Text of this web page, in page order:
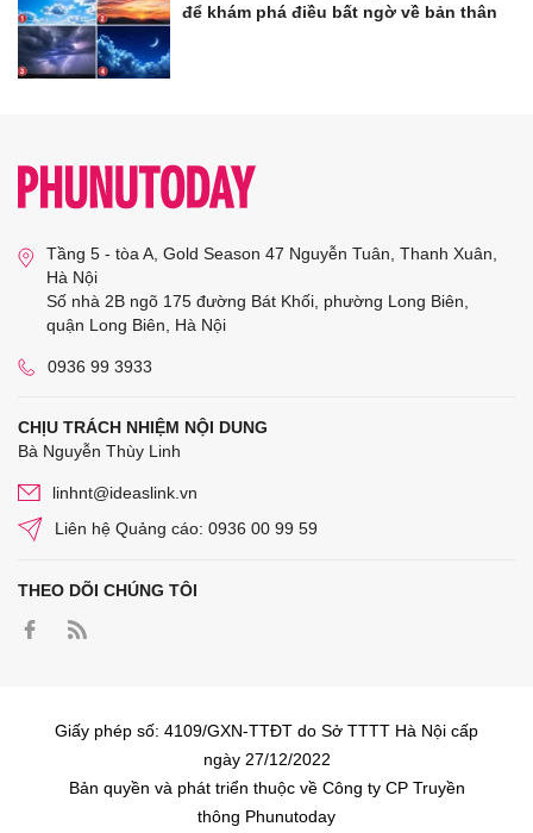
để khám phá điều bất ngờ về bản thân
Tầng 5 - tòa A, Gold Season 47 Nguyễn Tuân, Thanh Xuân,
Hà Nội
Số nhà 2B ngõ 175 đường Bát Khối, phường Long Biên,
quận Long Biên, Hà Nội
0936 99 3933
CHỊU TRÁCH NHIỆM NỘI DUNG
Bà Nguyễn Thùy Linh
linhnt@ideaslink.vn
Liên hệ Quảng cáo: 0936 00 99 59
THEO DÕI CHÚNG TÔI
Giấy phép số: 4109/GXN-TTĐT do Sở TTTT Hà Nội cấp
ngày 27/12/2022
Bản quyền và phát triển thuộc về Công ty CP Truyền
thông Phunutoday